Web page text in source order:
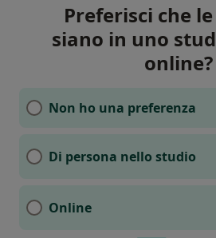
Preferisci che
siano in uno
online?
Non ho una preferenza
Di persona nello studio
Online